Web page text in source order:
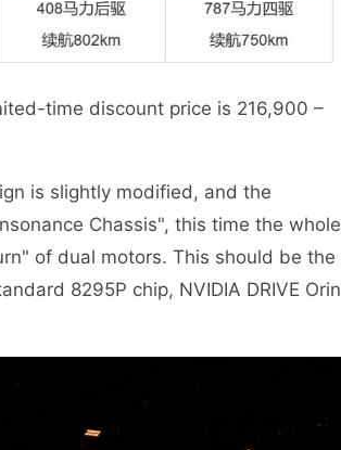
time discount price is 216,900 –
is slightly modified, and the
Chassis", this time the whole
of dual motors. This should be the
8295P chip, NVIDIA DRIVE Orin